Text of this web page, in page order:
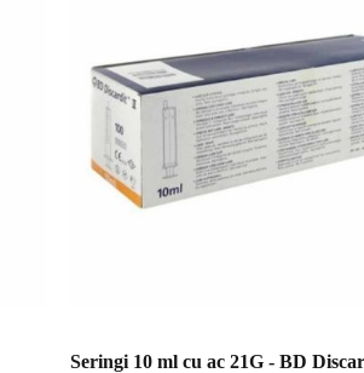
Seringi 10 ml cu ac 21G - BD